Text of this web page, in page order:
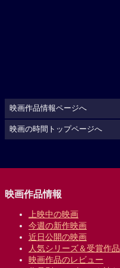
映画作品情報ページへ
映画の時間トップページへ
映画作品情報
上映中の映画
今週の新作映画
近日公開の映画
人気シリーズ＆受賞作品
映画作品のレビュー